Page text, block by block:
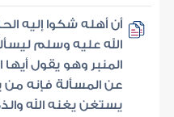
أن أهله شكوا إليه
الله عليه وسلم
المنبر وهو يقول
عن المسألة فإنه
يستغن يغنه الله